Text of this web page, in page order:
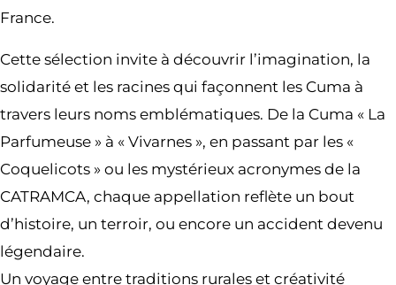
France.
Cette sélection invite à découvrir l’imagination, la
solidarité et les racines qui façonnent les Cuma à
travers leurs noms emblématiques. De la Cuma « La
Parfumeuse » à « Vivarnes », en passant par les «
Coquelicots » ou les mystérieux acronymes de la
CATRAMCA, chaque appellation reflète un bout
d’histoire, un terroir, ou encore un accident devenu
légendaire.
Un voyage entre traditions rurales et créativité